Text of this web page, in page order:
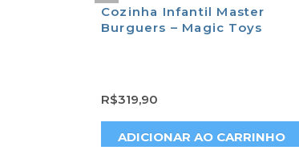
Cozinha Infantil Master
Burguers – Magic Toys
R$319,90
ADICIONAR AO CARRINHO